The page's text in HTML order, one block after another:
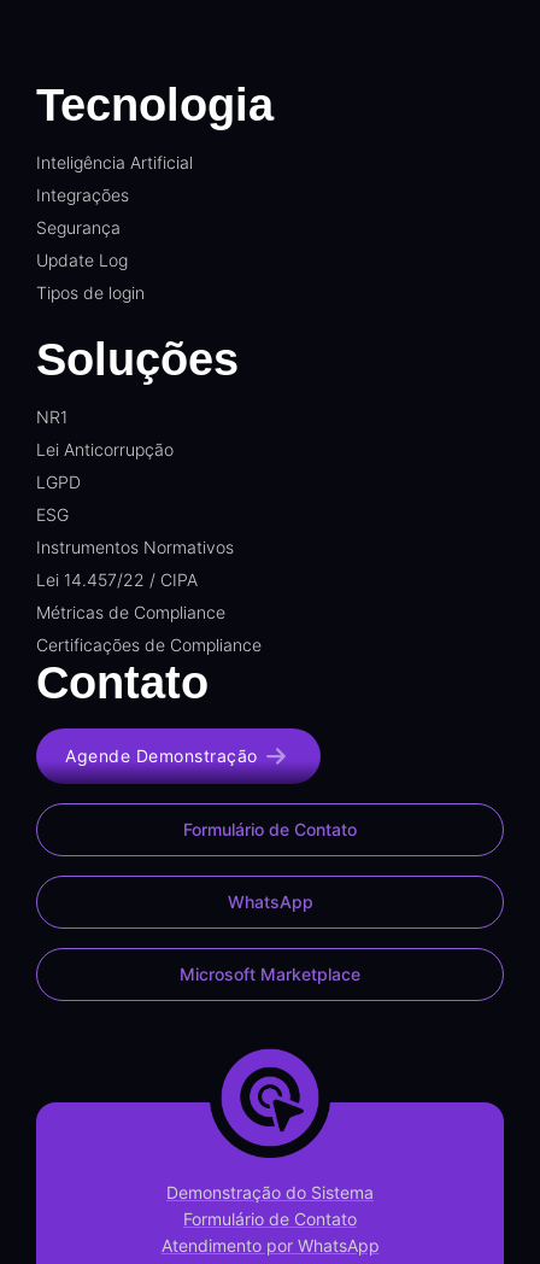
Tecnologia
Inteligência Artificial
Integrações
Segurança
Update Log
Tipos de login
Soluções
NR1
Lei Anticorrupção
LGPD
ESG
Instrumentos Normativos
Lei 14.457/22 / CIPA
Métricas de Compliance
Certificações de Compliance
Contato
Agende Demonstração
Formulário de Contato
WhatsApp
Microsoft Marketplace
Demonstração do Sistema
Formulário de Contato
Atendimento por WhatsApp